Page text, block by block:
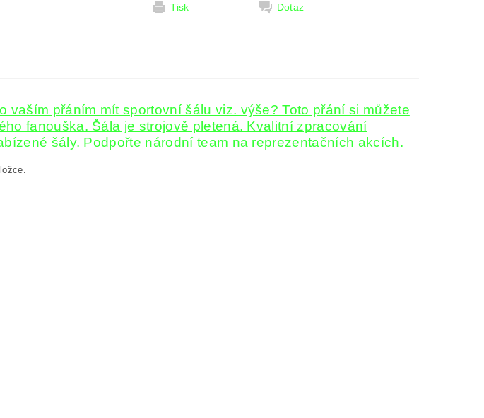
Tisk
Dotaz
vaším přáním mít sportovní šálu viz. výše? Toto přání si můžete
fanouška. Šála je strojově pletená. Kvalitní zpracování
šály. Podpořte národní team na reprezentačních akcích.